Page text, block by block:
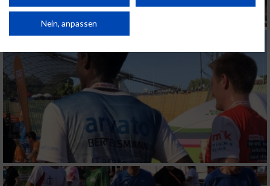
von Inhalten.
Daten können außerhalb der Europäischen Union weitergegeben und in die
Website/App.
Partnerliste anzeigen (1 IAB-Anbieter)
Wir nutzen Ihre Daten für folgende Zwecke:
IAB-Verarbeitungszwecke:
Speichern von oder Zugriff auf Informationen
auf einem Endgerät
Verwendung reduzierter Daten zur Auswahl
von Werbeanzeigen
Nein, anpassen